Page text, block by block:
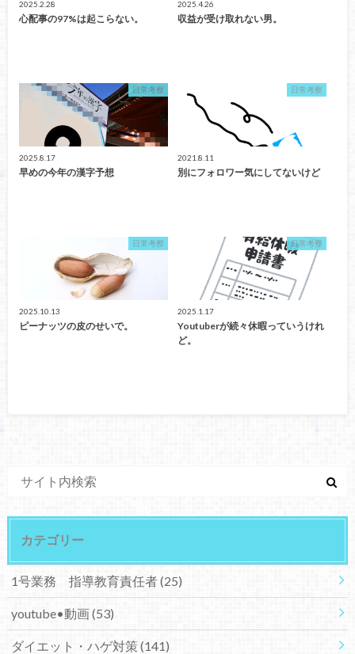
2025.2.28
心配事の97%は起こらない。
2025.4.26
収益が受け取れない男。
日常考察
2025.8.17
早めの今年の漢字予想
日常考察
2021.8.11
別にフォロワー気にしてないけど
日常考察
2025.10.13
ピーナッツの皮のせいで。
日常考察
2025.1.17
Youtuberが続々休暇っていうけれ
ど。
カテゴリー
1号業務 指導教育責任者(25)
youtube•動画(53)
ダイエット・ハゲ対策(141)